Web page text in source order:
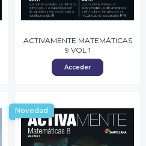
ACTIVAMENTE MATEMÁTICAS
9 VOL 1
Acceder
Novedad